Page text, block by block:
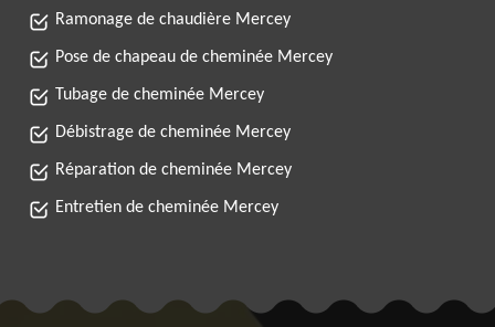
Ramonage de chaudière Mercey
Pose de chapeau de cheminée Mercey
Tubage de cheminée Mercey
Débistrage de cheminée Mercey
Réparation de cheminée Mercey
Entretien de cheminée Mercey